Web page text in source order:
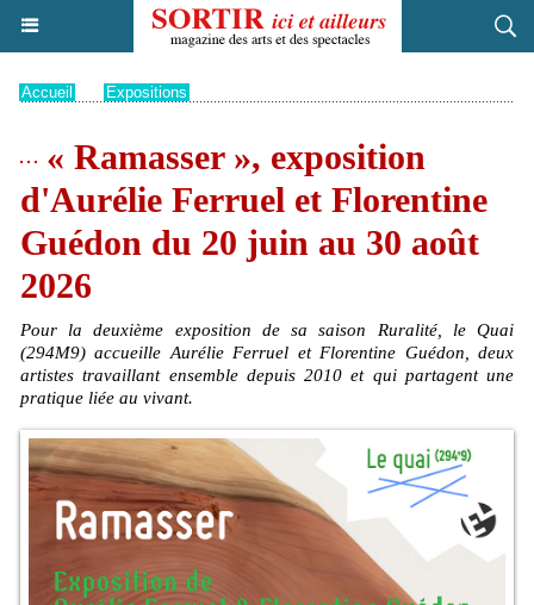
Accueil Expositions
« Ramasser », exposition
d'Aurélie Ferruel et Florentine
Guédon du 20 juin au 30 août
2026
Pour la deuxième exposition de sa saison Ruralité, le Quai
(294M9) accueille Aurélie Ferruel et Florentine Guédon, deux
artistes travaillant ensemble depuis 2010 et qui partagent une
pratique liée au vivant.